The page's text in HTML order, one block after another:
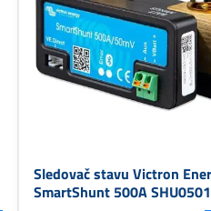
Sledovač stavu Victron
SmartShunt 500A